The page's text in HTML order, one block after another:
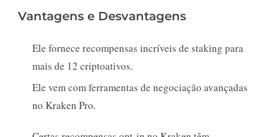
Vantagens e Desvantagens
Ele fornece recompensas incríveis de staking para
mais de 12 criptoativos.
Ele vem com ferramentas de negociação avançadas
no Kraken Pro.